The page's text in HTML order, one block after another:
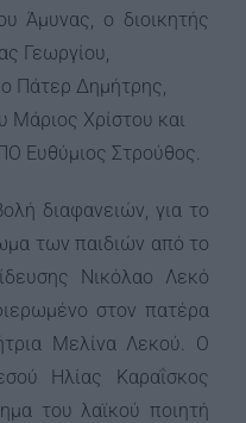
Άμυνας, ο διοικητής
Γεωργίου,
Πάτερ Δημήτρης,
Χρίστου και
Ευθύμιος Στρούθος.
διαφανειών, για το
των παιδιών από το
Νικόλαο Λεκό
στον πατέρα
Μελίνα Λεκού. Ο
Ηλίας Καραΐσκος
του λαϊκού ποιητή